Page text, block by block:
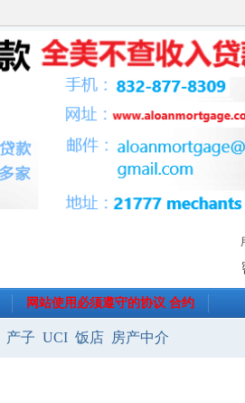
网站使用必须遵守的协议 合约
产子 UCI 饭店 房产中介